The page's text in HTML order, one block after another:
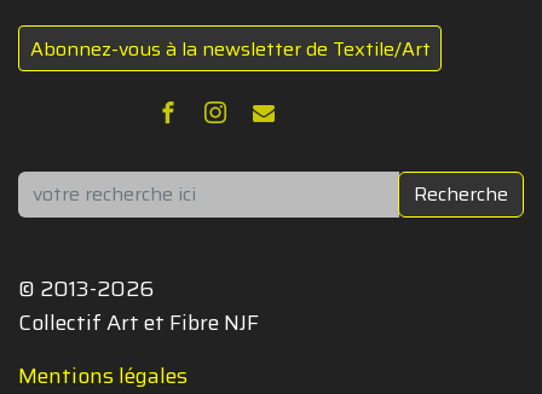
Abonnez-vous à la newsletter de Textile/Art
Rechercher Recherche
© 2013-2026
Collectif Art et Fibre NJF
Mentions légales